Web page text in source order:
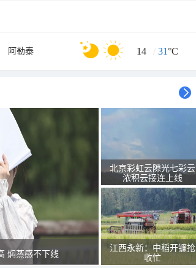
阿勒泰 14 / 31°C
焖蒸感不下线
北京彩虹云隙光七彩云
浓积云接连上线
江西永新：中稻开镰抢
收忙